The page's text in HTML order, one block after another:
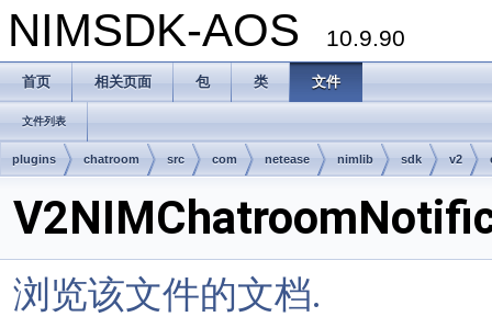
NIMSDK-AOS 10.9.90
首页 相关页面 包 类 文件
文件列表
plugins chatroom src com netease nimlib sdk v2
浏览该文件的文档.